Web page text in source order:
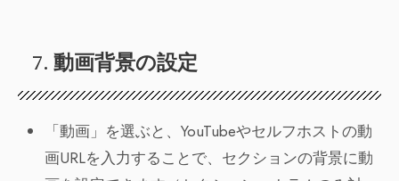
7. 動画背景の設定
「動画」を選ぶと、YouTubeやセルフホストの動
画URLを入力することで、セクションの背景に動